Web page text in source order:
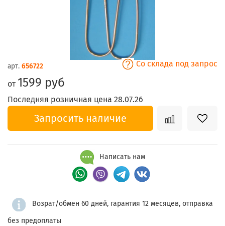
арт. 656722 Со склада под запрос
от 1599 руб
Последняя розничная цена 28.07.26
Запросить наличие
Написать нам
Возрат/обмен 60 дней, гарантия 12 месяцев, отправка
без предоплаты